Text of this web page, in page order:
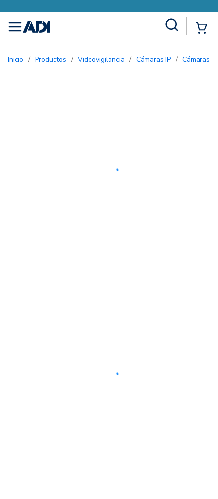
menu
Inicio / Productos / Videovigilancia / Cámaras IP / Cámaras